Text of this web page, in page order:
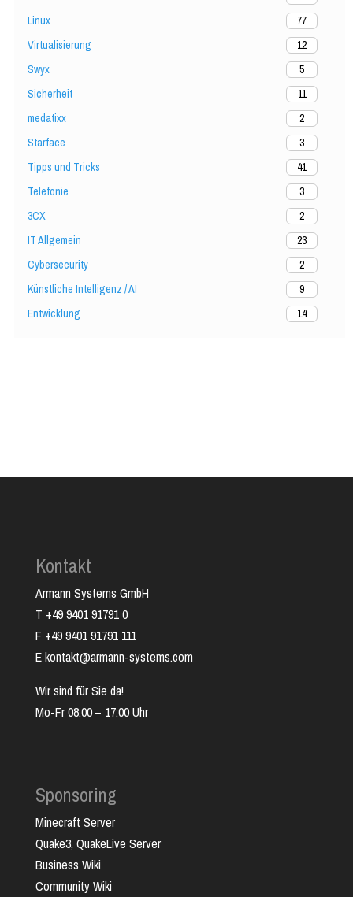
Linux
77
Virtualisierung
12
Swyx
5
Sicherheit
11
medatixx
2
Starface
3
Tipps und Tricks
41
Telefonie
3
3CX
2
IT Allgemein
23
Cybersecurity
2
Künstliche Intelligenz / AI
9
Entwicklung
14
Kontakt
Armann Systems GmbH
T +49 9401 91791 0
F +49 9401 91791 111
E kontakt@armann-systems.com
Wir sind für Sie da!
Mo-Fr 08:00 – 17:00 Uhr
Sponsoring
Minecraft Server
Quake3, QuakeLive Server
Business Wiki
Community Wiki